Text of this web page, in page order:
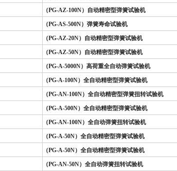
（PG-AZ-100N）自动精密型弹簧试验机
（PG-AS-500N）弹簧寿命试验机
（PG-AZ-20N）自动精密型弹簧试验机
（PG-AZ-50N）自动精密型弹簧试验机
（PG-A-5000N）高荷重全自动弹簧试验机
（PG-A-100N）全自动精密型弹簧试验机
（PG-AN-100N）全自动精密型弹簧扭转试验机
（PG-A-500N）全自动精密型弹簧试验机
（PG-AN-100N）全自动弹簧扭转试验机
（PG-A-50N）全自动精密型弹簧试验机
（PG-A-50N）全自动精密型弹簧试验机
（PG-AN-50N）全自动弹簧扭转试验机